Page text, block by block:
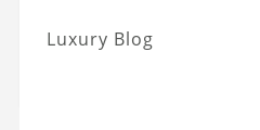
Luxury Blog